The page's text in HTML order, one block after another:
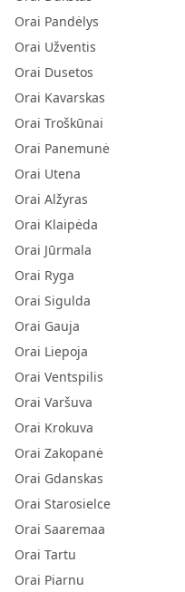
Orai Pandėlys
Orai Užventis
Orai Dusetos
Orai Kavarskas
Orai Troškūnai
Orai Panemunė
Orai Utena
Orai Alžyras
Orai Klaipėda
Orai Jūrmala
Orai Ryga
Orai Sigulda
Orai Gauja
Orai Liepoja
Orai Ventspilis
Orai Varšuva
Orai Krokuva
Orai Zakopanė
Orai Gdanskas
Orai Starosielce
Orai Saaremaa
Orai Tartu
Orai Piarnu